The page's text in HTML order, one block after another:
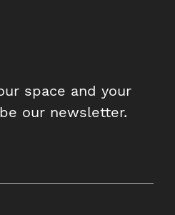
space and your
our newsletter.